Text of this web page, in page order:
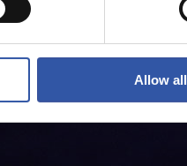
Allow all